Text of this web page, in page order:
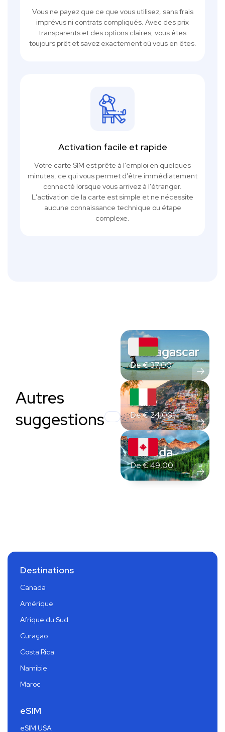
Vous ne payez que ce que vous utilisez, sans frais
imprévus ni contrats compliqués. Avec des prix
transparents et des options claires, vous êtes
toujours prêt et savez exactement où vous en êtes.
Activation facile et rapide
Votre carte SIM est prête à l'emploi en quelques
minutes, ce qui vous permet d'être immédiatement
connecté lorsque vous arrivez à l'étranger.
L'activation de la carte est simple et ne nécessite
aucune connaissance technique ou étape
complexe.
Autres
suggestions
Madagascar
De€37,00
Italie
De€24,00
Canada
De€49,00
Destinations
Canada
Amérique
Afrique du Sud
Curaçao
Costa Rica
Namibie
Maroc
eSIM
eSIM USA